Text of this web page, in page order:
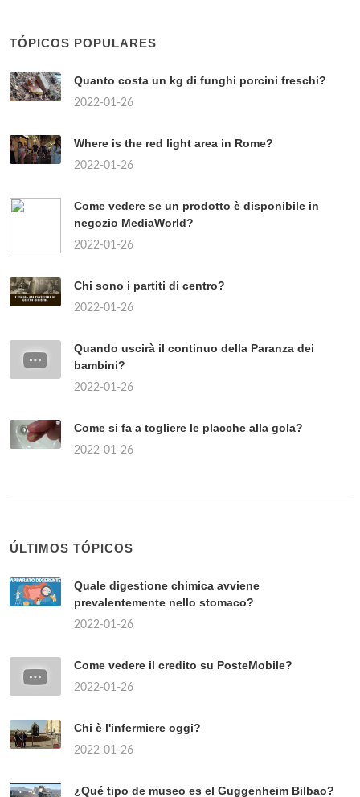
TÓPICOS POPULARES
Quanto costa un kg di funghi porcini freschi?
2022-01-26
Where is the red light area in Rome?
2022-01-26
Come vedere se un prodotto è disponibile in
negozio MediaWorld?
2022-01-26
Chi sono i partiti di centro?
2022-01-26
Quando uscirà il continuo della Paranza dei
bambini?
2022-01-26
Come si fa a togliere le placche alla gola?
2022-01-26
ÚLTIMOS TÓPICOS
Quale digestione chimica avviene
prevalentemente nello stomaco?
2022-01-26
Come vedere il credito su PosteMobile?
2022-01-26
Chi è l'infermiere oggi?
2022-01-26
¿Qué tipo de museo es el Guggenheim Bilbao?